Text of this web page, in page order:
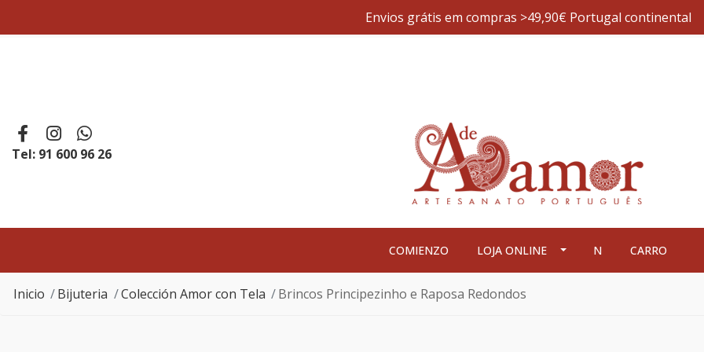
Envios grátis em compras >49,90€ Portugal continental
Tel: 91 600 96 26
COMIENZO LOJA ONLINE N CARRO
Inicio Bijuteria Colección Amor con Tela Brincos Principezinho e Raposa Redondos